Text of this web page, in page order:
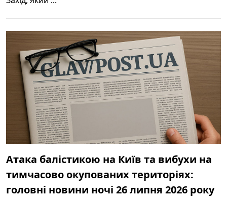
Атака балістикою на Київ та вибухи на
тимчасово окупованих територіях:
головні новини ночі 26 липня 2026 року